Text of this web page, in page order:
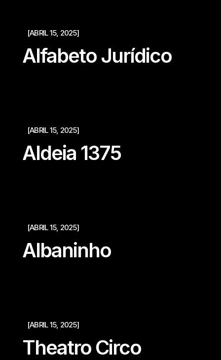
[ABRIL 15, 2025]
Alfabeto Jurídico
[ABRIL 15, 2025]
Aldeia 1375
[ABRIL 15, 2025]
Albaninho
[ABRIL 15, 2025]
Theatro Circo